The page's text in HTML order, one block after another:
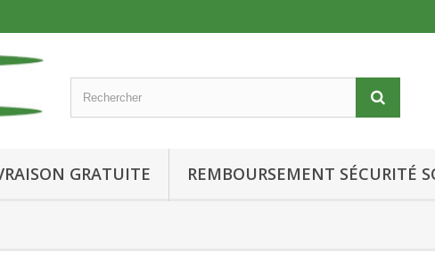
GRATUITE REMBOURSEMENT SÉCURITÉ